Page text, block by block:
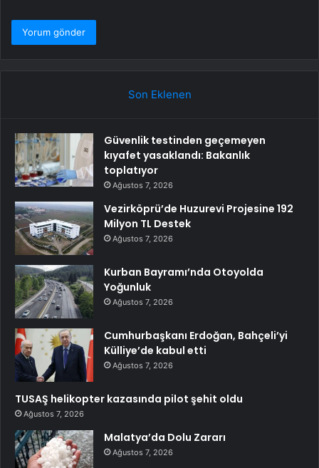
Son Eklenen
Güvenlik testinden geçemeyen
kıyafet yasaklandı: Bakanlık
toplatıyor
Ağustos 7, 2026
Vezirköprü’de Huzurevi Projesine 192
Milyon TL Destek
Ağustos 7, 2026
Kurban Bayramı’nda Otoyolda
Yoğunluk
Ağustos 7, 2026
Cumhurbaşkanı Erdoğan, Bahçeli’yi
Külliye’de kabul etti
Ağustos 7, 2026
TUSAŞ helikopter kazasında pilot şehit oldu
Ağustos 7, 2026
Malatya’da Dolu Zararı
Ağustos 7, 2026